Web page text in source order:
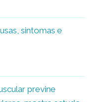
sintomas e
previne